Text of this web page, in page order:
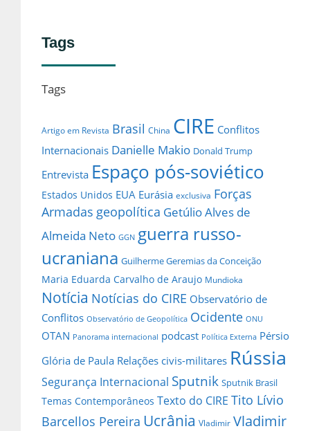
Tags
Tags
Artigo em Revista Brasil China CIRE Conflitos
Internacionais Danielle Makio Donald Trump
Entrevista Espaço pós-soviético
Estados Unidos EUA Eurásia exclusiva Forças
Armadas geopolítica Getúlio Alves de
Almeida Neto GGN guerra russo-
ucraniana Guilherme Geremias da Conceição
Maria Eduarda Carvalho de Araujo Mundioka
Notícia Notícias do CIRE Observatório de
Conflitos Observatório de Geopolítica Ocidente ONU
OTAN Panorama internacional podcast Política Externa Pérsio
Glória de Paula Relações civis-militares Rússia
Segurança Internacional Sputnik Sputnik Brasil
Temas Contemporâneos Texto do CIRE Tito Lívio
Barcellos Pereira Ucrânia Vladimir Vladimir